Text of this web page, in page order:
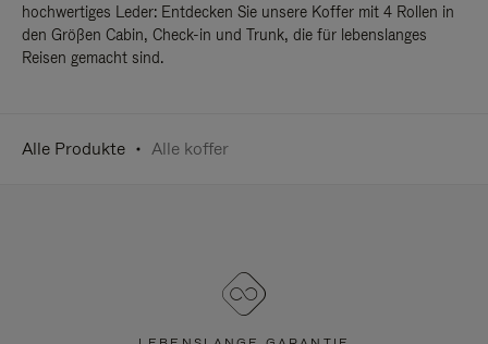
hochwertiges Leder: Entdecken Sie unsere Koffer mit 4 Rollen in
den Größen Cabin, Check-in und Trunk, die für lebenslanges
Reisen gemacht sind.
Alle Produkte Alle koffer